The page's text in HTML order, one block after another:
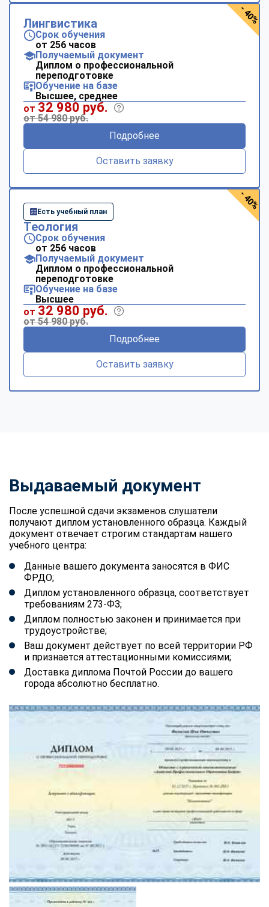
Лингвистика
Срок обучения
от 256 часов
Получаемый документ
Диплом о профессиональной
переподготовке
Обучение на базе
Высшее, среднее
от 32 980 руб.
от 54 980 руб.
Подробнее
Оставить заявку
- 40%
Есть учебный план
Теология
Срок обучения
от 256 часов
Получаемый документ
Диплом о профессиональной
переподготовке
Обучение на базе
Высшее
от 32 980 руб.
от 54 980 руб.
Подробнее
Оставить заявку
- 40%
Выдаваемый документ
После успешной сдачи экзаменов слушатели
получают диплом установленного образца. Каждый
документ отвечает строгим стандартам нашего
учебного центра:
Данные вашего документа заносятся в ФИС
ФРДО;
Диплом установленного образца, соответствует
требованиям 273-ФЗ;
Диплом полностью законен и принимается при
трудоустройстве;
Ваш документ действует по всей территории РФ
и признается аттестационными комиссиями;
Доставка диплома Почтой России до вашего
города абсолютно бесплатно.